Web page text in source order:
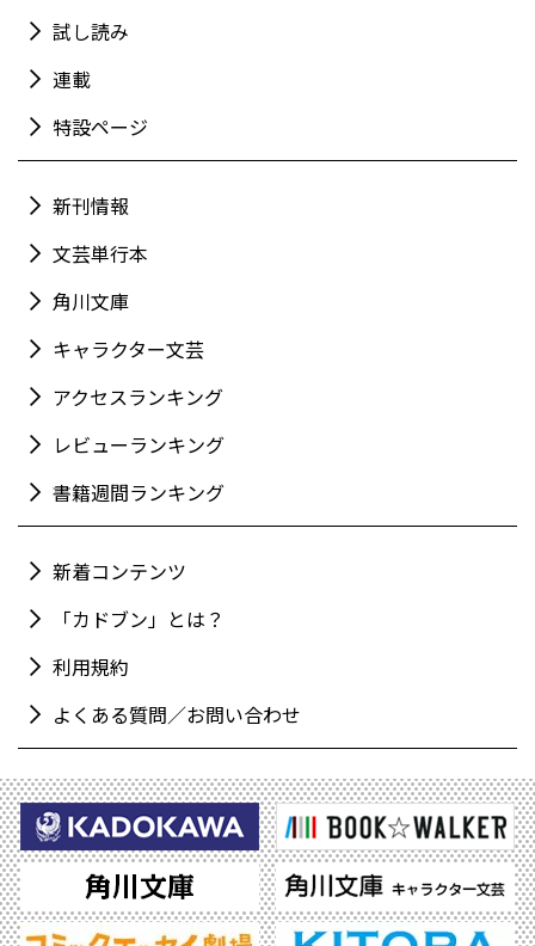
試し読み
連載
特設ページ
新刊情報
文芸単行本
角川文庫
キャラクター文芸
アクセスランキング
レビューランキング
書籍週間ランキング
新着コンテンツ
「カドブン」とは？
利用規約
よくある質問／お問い合わせ